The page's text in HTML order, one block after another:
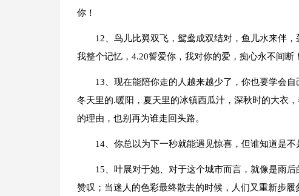
你！
12、鸟儿比翼双飞，鸳鸯成双结对，鱼儿水来伴
我整个记忆，4.20誓爱你，我对你的爱，痴心永不间断！
13、现在能陪你走的人越来越少了，你也要学会
冬天里的.暖阳，夏天里的冰镇西瓜汁，深秋时的大衣
的理由，也别再为谁走回头路。
14、你总以为下一秒就能遇见惊喜，但谁知道是不
15、叶展对于她、对于这个城市而言，就像是雨
赞叹；当迷人的色彩最终散去的时候，人们又重新步